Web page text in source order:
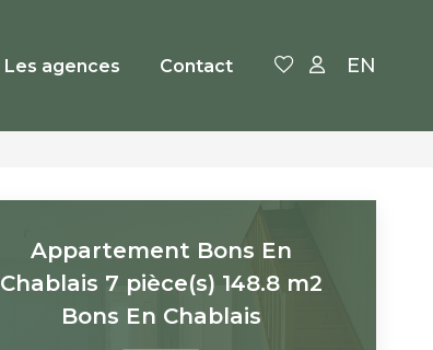
Les agences Contact EN
Appartement Bons En
Chablais 7 pièce(s) 148.8 m2
Bons En Chablais